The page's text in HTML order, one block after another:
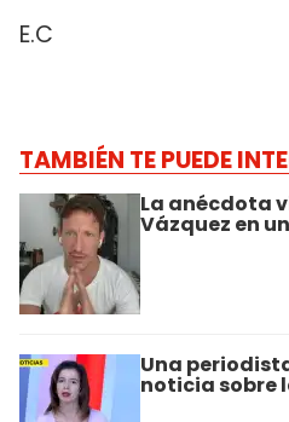
E.C
TAMBIÉN TE PUEDE
La anécdota
Vázquez en
Una
noticia sobre